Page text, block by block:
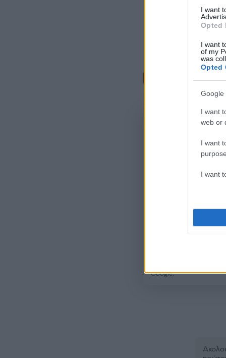
I want
Opted
I want
of my
was
Opted
Google
I want
web or
I want
I want
Google.